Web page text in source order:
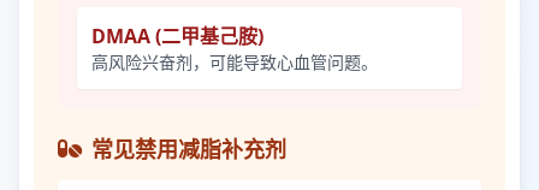
DMAA (二甲基己胺)
高风险兴奋剂，可能导致心血管问题。
常见禁用减脂补充剂